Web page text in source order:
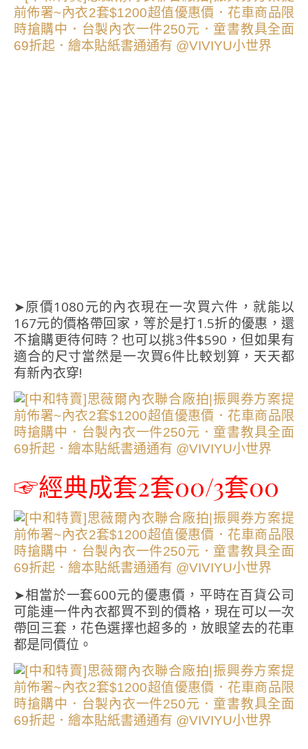
➤原價1080元的內衣現在一次買六件，就能以
167元的價格帶回家，等於是打1.5折的優惠，還
不搶購更待何時？也可以挑3件$590，但如果有
適合的尺寸當然是一次買6件比較划算，天天都
有新內衣穿!
☞經典成套2套00/3套00
➤相當於一套600元的優惠價，平時在百貨公司
可能連一件內衣都買不到的價格，現在可以一次
帶回三套，花色選擇也超多的，放眼望去的花車
都是同價位。